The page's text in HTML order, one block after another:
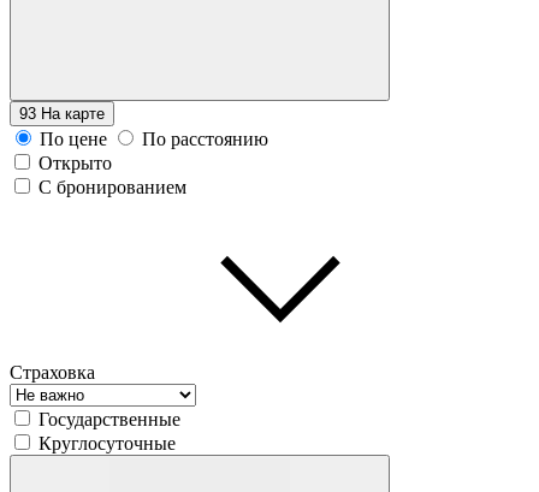
93 На карте
По цене
По расстоянию
Открыто
С бронированием
Страховка
Государственные
Круглосуточные